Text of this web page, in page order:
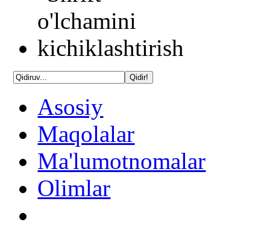
Asosiy
Maqolalar
Ma'lumotnomalar
Olimlar